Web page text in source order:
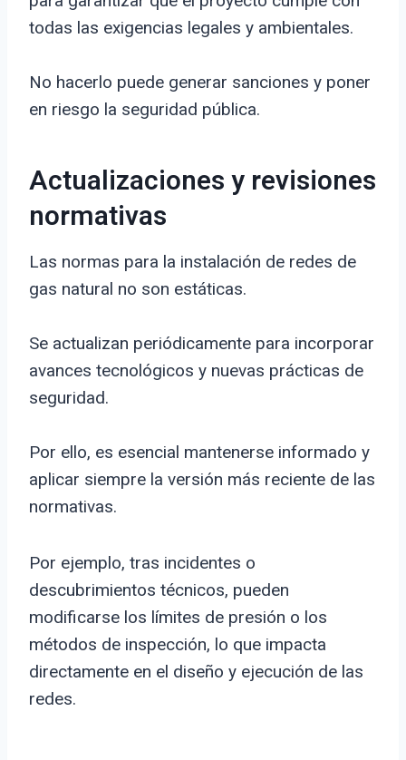
todas las exigencias legales y ambientales.
No hacerlo puede generar sanciones y poner
en riesgo la seguridad pública.
Actualizaciones y revisiones
normativas
Las normas para la instalación de redes de
gas natural no son estáticas.
Se actualizan periódicamente para incorporar
avances tecnológicos y nuevas prácticas de
seguridad.
Por ello, es esencial mantenerse informado y
aplicar siempre la versión más reciente de las
normativas.
Por ejemplo, tras incidentes o
descubrimientos técnicos, pueden
modificarse los límites de presión o los
métodos de inspección, lo que impacta
directamente en el diseño y ejecución de las
redes.